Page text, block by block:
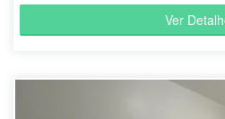
Ver